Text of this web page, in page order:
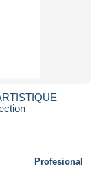
Profesional